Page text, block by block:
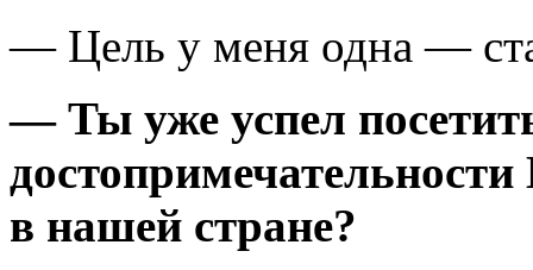
— Цель у меня одна —
— Ты уже успел
в нашей стране?